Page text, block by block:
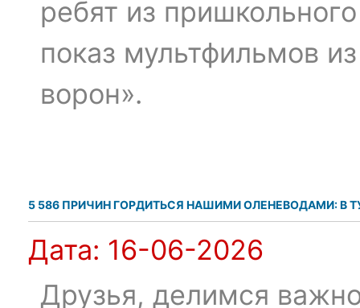
ребят из
показ мультфильмов
ворон».
5 586 ПРИЧИН ГОРДИТЬСЯ НАШИМИ ОЛЕНЕВОДАМИ: В
Дата: 16-06-2026
Друзья, делимся